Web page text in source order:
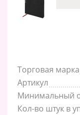
Торговая марка
Артикул
Минимальный
Кол-во штук в